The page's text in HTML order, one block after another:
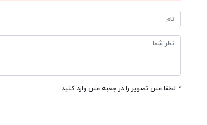
* لطفا متن تصویر را در جعبه متن وارد کنید